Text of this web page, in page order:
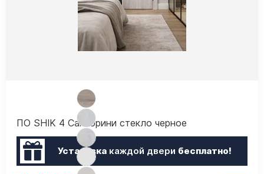
ПО SHIK 4 Санторини стекло черное
Установкакаждой двери бесплатно!